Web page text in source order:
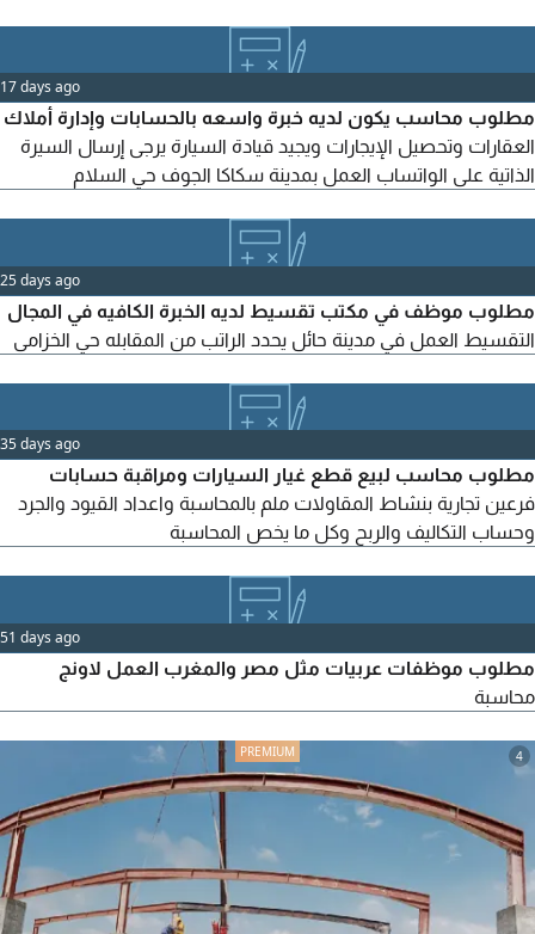
experienced and seasoned night auditor to join our team,
who will be responsible for managing all financial
operations. Requirements and conditions At least 10 years
of practical experience in financial management,
preferably in the hotel sector
17 days ago
مطلوب محاسب يكون لديه خبرة واسعه بالحسابات وإدارة أملاك
العقارات وتحصيل الإيجارات ويجيد قيادة السيارة يرجى إرسال السيرة
الذاتية على الواتساب العمل بمدينة سكاكا الجوف حي السلام
25 days ago
مطلوب موظف في مكتب تقسيط لديه الخبرة الكافيه في المجال
التقسيط العمل في مدينة حائل يحدد الراتب من المقابله حي الخزامى
35 days ago
مطلوب محاسب لبيع قطع غيار السيارات ومراقبة حسابات
فرعين تجارية بنشاط المقاولات ملم بالمحاسبة واعداد القيود والجرد
وحساب التكاليف والربح وكل ما يخص المحاسبة
51 days ago
مطلوب موظفات عربيات مثل مصر والمغرب العمل لاونج
محاسبة
4